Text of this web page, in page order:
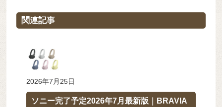
関連記事
2026年7月25日
ソニー完了予定2026年7月最新版｜BRAVIA